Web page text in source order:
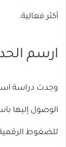
أكثر فعالية.
ارسم
الوصول إليها
للضغوط